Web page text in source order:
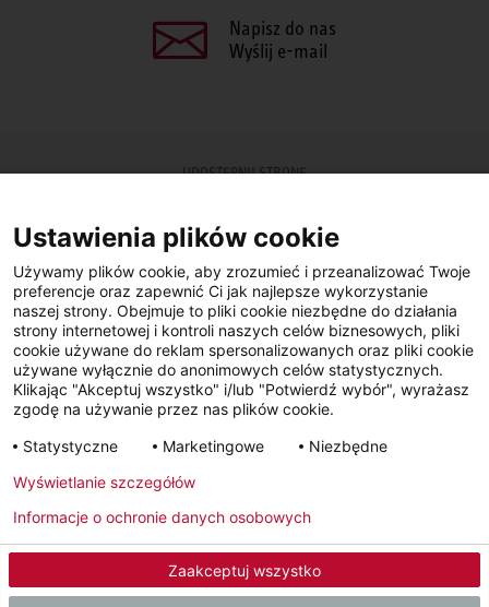
Napisz do nas
Wyślij e-mail
UDOSTĘPNIJ STRONĘ
DALSZE INFORMACJE
Znajdź Fachowego Instalatora
Wpisz kod pocztowy lub miasto w polu wyszukiwania.
Ustawienia plików cookie
Używamy plików cookie, aby zrozumieć i przeanalizować Twoje
preferencje oraz zapewnić Ci jak najlepsze wykorzystanie
naszej strony. Obejmuje to pliki cookie niezbędne do działania
strony internetowej i kontroli naszych celów biznesowych, pliki
cookie używane do reklam spersonalizowanych oraz pliki cookie
używane wyłącznie do anonimowych celów statystycznych.
Klikając "Akceptuj wszystko" i/lub "Potwierdź wybór", wyrażasz
zgodę na używanie przez nas plików cookie.
Statystyczne
Marketingowe Niezbędne
Zaakceptuj wszystko
Wyświetlanie szczegółów
Informacje o ochronie danych osobowych